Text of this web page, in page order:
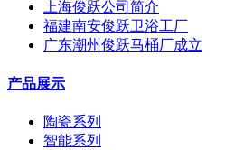
上海俊跃公司简介
福建南安俊跃卫浴工厂
广东潮州俊跃马桶厂成立
产品展示
陶瓷系列
智能系列